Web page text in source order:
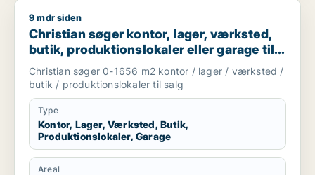
Christian søger kontor, lager, værksted, butik,
9 mdr siden
Christian søger kontor, lager, værksted,
butik, produktionslokaler eller garage til
salg i Karup J, Skive eller Højslev m.fl.
Christian søger 0-1656 m2 kontor / lager / værksted /
butik / produktionslokaler til salg
Type
Kontor, Lager, Værksted, Butik,
Produktionslokaler, Garage
Areal